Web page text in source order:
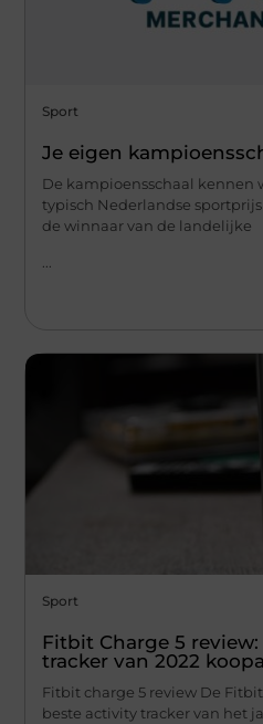
Sport
Je eigen
De kampioensschaal kennen
typisch Nederlandse
de winnaar van de landelijke
...
Sport
Fitbit Charge 5
tracker van 2022
Fitbit charge 5 review De
beste activity tracker van het